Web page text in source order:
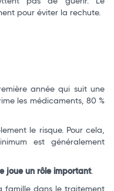
pour éviter la rechute.
année qui suit une
les médicaments, 80 %
le risque. Pour cela,
est généralement
joue un rôle important.
famille dans le traitement